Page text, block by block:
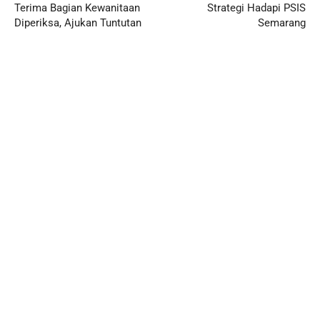
Terima Bagian Kewanitaan
Diperiksa, Ajukan Tuntutan
Strategi Hadapi PSIS
Semarang